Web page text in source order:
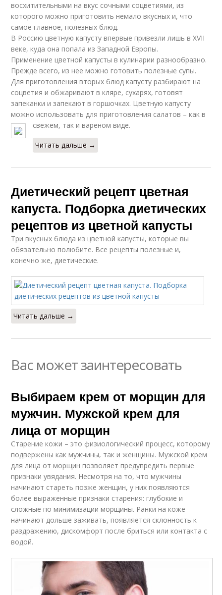
восхитительными на вкус сочными соцветиями, из
которого можно приготовить немало вкусных и, что
самое главное, полезных блюд.
В Россию цветную капусту впервые привезли лишь в XVII
веке, куда она попала из Западной Европы.
Применение цветной капусты в кулинарии разнообразно.
Прежде всего, из нее можно готовить полезные супы.
Для приготовления вторых блюд капусту разбирают на
соцветия и обжаривают в кляре, сухарях, готовят
запеканки и запекают в горшочках. Цветную капусту
можно использовать для приготовления салатов – как в
свежем, так и вареном виде.
Читать дальше →
Диетический рецепт цветная
капуста. Подборка диетических
рецептов из цветной капусты
Три вкусных блюда из цветной капусты, которые вы
обязательно полюбите. Все рецепты полезные и,
конечно же, диетические.
Читать дальше →
Вас может заинтересовать
Выбираем крем от морщин для
мужчин. Мужской крем для
лица от морщин
Старение кожи – это физиологический процесс, которому
подвержены как мужчины, так и женщины. Мужской крем
для лица от морщин позволяет предупредить первые
признаки увядания. Несмотря на то, что мужчины
начинают стареть позже женщин, у них появляются
более выраженные признаки старения: глубокие и
сложные по минимизации морщины. Ранки на коже
начинают дольше заживать, появляется склонность к
раздражению, дискомфорт после бриться или контакта с
водой.